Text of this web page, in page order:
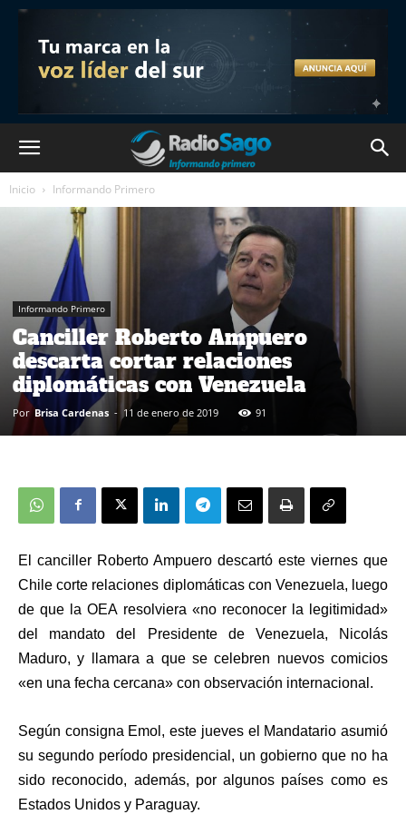
Inicio Informando Primero
Informando Primero
Canciller Roberto Ampuero
descarta cortar relaciones
diplomáticas con Venezuela
Por Brisa Cardenas - 11 de enero de 2019 91
El canciller Roberto Ampuero descartó este viernes que
Chile corte relaciones diplomáticas con Venezuela, luego
de que la OEA resolviera «no reconocer la legitimidad»
del mandato del Presidente de Venezuela, Nicolás
Maduro, y llamara a que se celebren nuevos comicios
«en una fecha cercana» con observación internacional.
Según consigna Emol, este jueves el Mandatario asumió
su segundo período presidencial, un gobierno que no ha
sido reconocido, además, por algunos países como es
Estados Unidos y Paraguay.